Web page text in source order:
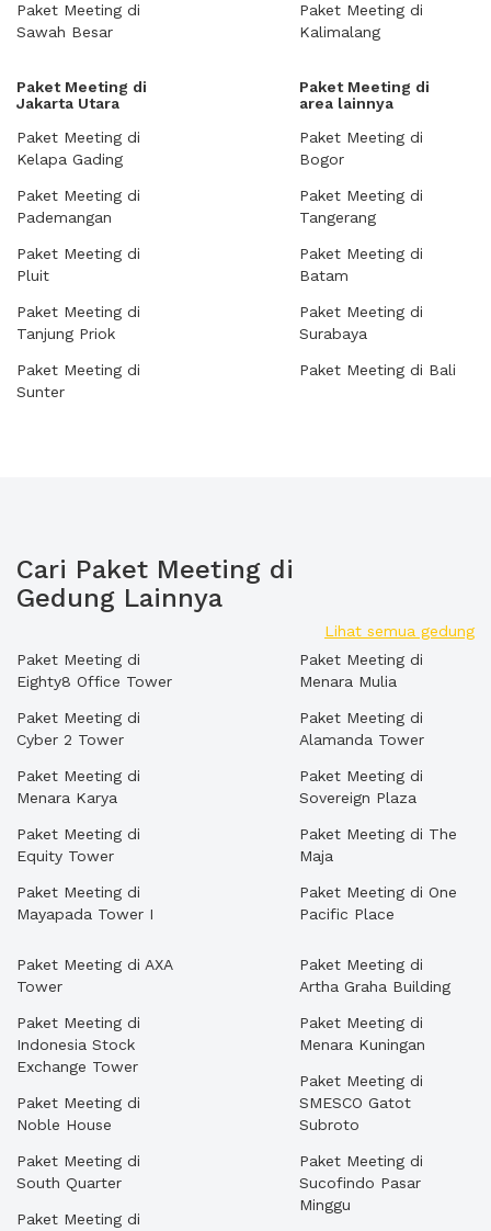
Paket Meeting di
Sawah Besar
Paket Meeting di
Kalimalang
Paket Meeting di
Jakarta Utara
Paket Meeting di
Kelapa Gading
Paket Meeting di
Pademangan
Paket Meeting di
Pluit
Paket Meeting di
Tanjung Priok
Paket Meeting di
Sunter
Paket Meeting di
area lainnya
Paket Meeting di
Bogor
Paket Meeting di
Tangerang
Paket Meeting di
Batam
Paket Meeting di
Surabaya
Paket Meeting di Bali
Cari Paket Meeting di
Gedung Lainnya
Lihat semua gedung
Paket Meeting di
Eighty8 Office Tower
Paket Meeting di
Cyber 2 Tower
Paket Meeting di
Menara Karya
Paket Meeting di
Equity Tower
Paket Meeting di
Mayapada Tower I
Paket Meeting di
Menara Mulia
Paket Meeting di
Alamanda Tower
Paket Meeting di
Sovereign Plaza
Paket Meeting di The
Maja
Paket Meeting di One
Pacific Place
Paket Meeting di AXA
Tower
Paket Meeting di
Indonesia Stock
Exchange Tower
Paket Meeting di
Noble House
Paket Meeting di
South Quarter
Paket Meeting di
Paket Meeting di
Artha Graha Building
Paket Meeting di
Menara Kuningan
Paket Meeting di
SMESCO Gatot
Subroto
Paket Meeting di
Sucofindo Pasar
Minggu